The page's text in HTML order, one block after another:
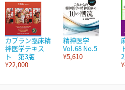
カプラン臨床精
神医学テキス
ト 第3版
¥22,000
精神医学
Vol.68 No.5
¥5,610